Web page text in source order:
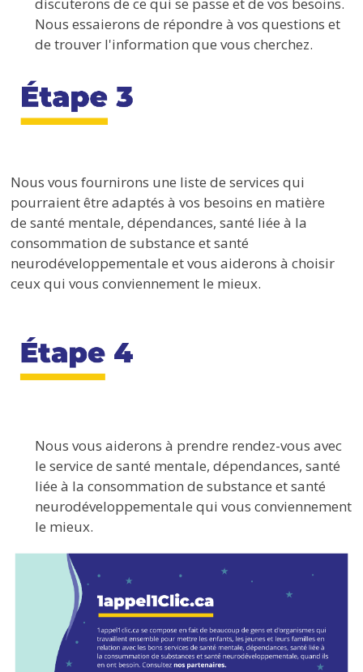
Nous essaierons de répondre à vos questions et
de trouver l'information que vous cherchez.
Nous vous fournirons une liste de services qui
pourraient être adaptés à vos besoins en matière
de santé mentale, dépendances, santé liée à la
consommation de substance et santé
neurodéveloppementale et vous aiderons à choisir
ceux qui vous conviennement le mieux.
Nous vous aiderons à prendre rendez-vous avec
le service de santé mentale, dépendances, santé
liée à la consommation de substance et santé
neurodéveloppementale qui vous conviennement
le mieux.